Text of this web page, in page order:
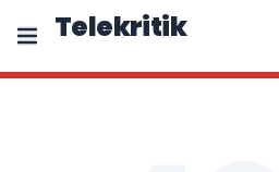
Telekritik